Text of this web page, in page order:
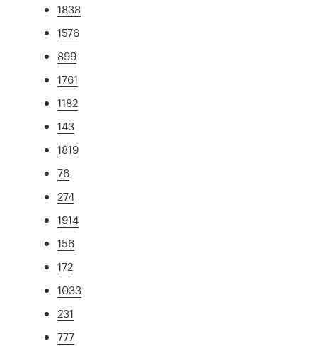
1838
1576
899
1761
1182
143
1819
76
274
1914
156
172
1033
231
777